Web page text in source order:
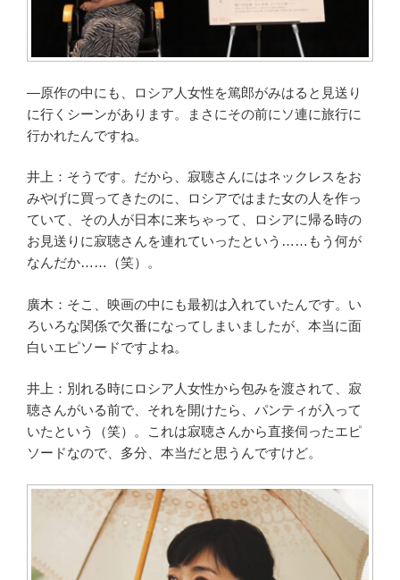
―原作の中にも、ロシア人女性を篤郎がみはると見送り
に行くシーンがあります。まさにその前にソ連に旅行に
行かれたんですね。
井上：そうです。だから、寂聴さんにはネックレスをお
みやげに買ってきたのに、ロシアではまた女の人を作っ
ていて、その人が日本に来ちゃって、ロシアに帰る時の
お見送りに寂聴さんを連れていったという……もう何が
なんだか……（笑）。
廣木：そこ、映画の中にも最初は入れていたんです。い
ろいろな関係で欠番になってしまいましたが、本当に面
白いエピソードですよね。
井上：別れる時にロシア人女性から包みを渡されて、寂
聴さんがいる前で、それを開けたら、パンティが入って
いたという（笑）。これは寂聴さんから直接伺ったエピ
ソードなので、多分、本当だと思うんですけど。